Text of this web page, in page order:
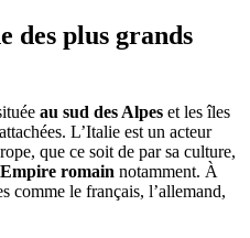
des plus grands
au sud des Alpes et les îles
L’Italie est un acteur
que ce soit de par sa culture,
romain notamment. À
comme le français, l’allemand,